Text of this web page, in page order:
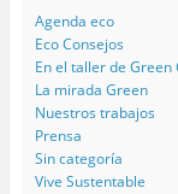
Agenda eco
Eco Consejos
En el taller de Green
La mirada Green
Nuestros trabajos
Prensa
Sin categoría
Vive Sustentable